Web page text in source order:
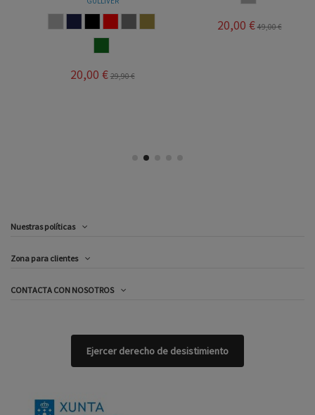
20,00 € 29,90 €
20,00 € 49,00 €
Nuestras políticas
Zona para clientes
CONTACTA CON NOSOTROS
Ejercer derecho de desistimiento